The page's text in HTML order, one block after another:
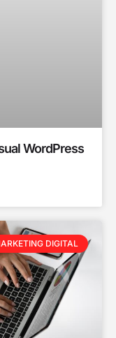
WordPress
DIGITAL